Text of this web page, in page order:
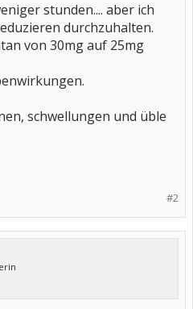
stunden.... aber ich
durchzuhalten.
von 30mg auf 25mg
schwellungen und üble
#2